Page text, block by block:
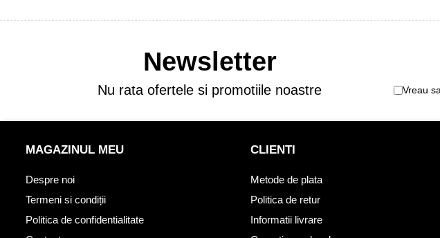
Newsletter
Nu rata ofertele si promotiile noastre Vreau
MAGAZINUL MEU
Despre noi
Termeni si condiții
Politica de confidentialitate
CLIENTI
Metode de plata
Politica de retur
Informatii livrare